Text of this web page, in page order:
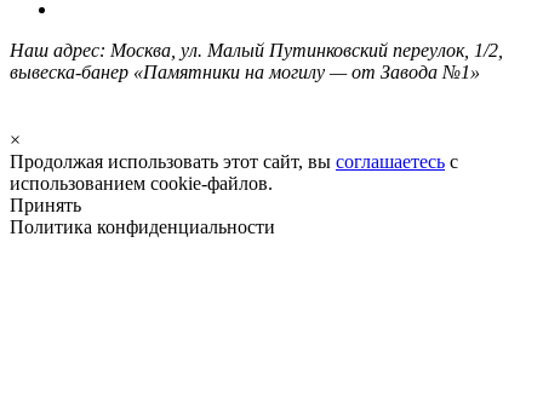
Наш адрес: Москва, ул. Малый Путинковский переулок, 1/2,
вывеска-банер «Памятники на могилу — от Завода №1»
×
Продолжая использовать этот сайт, вы соглашаетесь с
использованием cookie-файлов.
Принять
Политика конфиденциальности